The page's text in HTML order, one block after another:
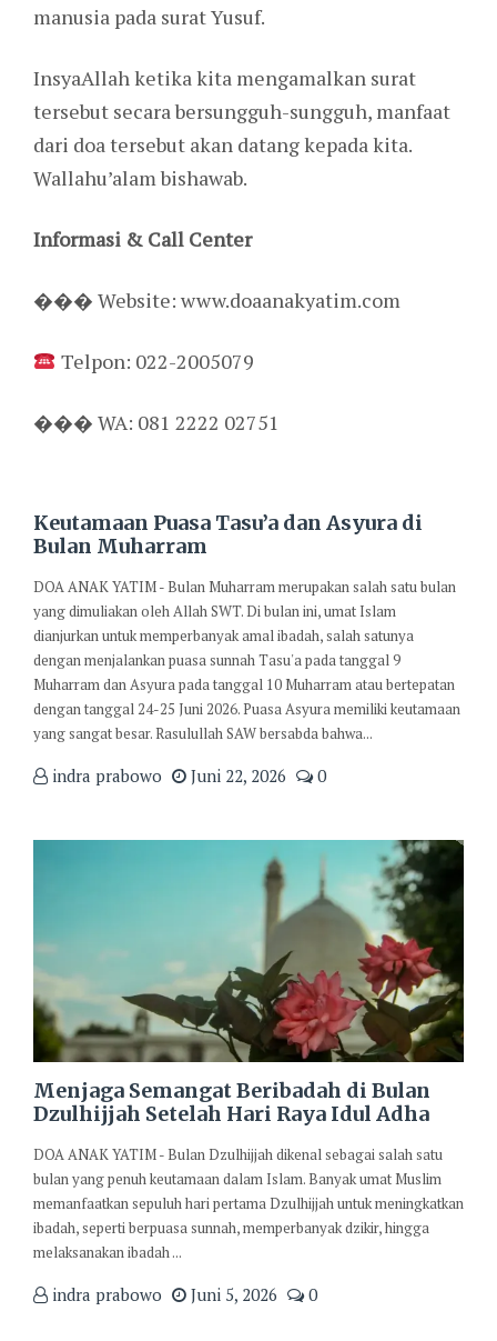
manusia pada surat Yusuf.
InsyaAllah ketika kita mengamalkan surat
tersebut secara bersungguh-sungguh, manfaat
dari doa tersebut akan datang kepada kita.
Wallahu’alam bishawab.
Informasi & Call Center
��� Website: www.doaanakyatim.com
Telpon: 022-2005079
��� WA: 081 2222 02751
Keutamaan Puasa Tasu’a dan Asyura di
Bulan Muharram
DOA ANAK YATIM - Bulan Muharram merupakan salah satu bulan
yang dimuliakan oleh Allah SWT. Di bulan ini, umat Islam
dianjurkan untuk memperbanyak amal ibadah, salah satunya
dengan menjalankan puasa sunnah Tasu'a pada tanggal 9
Muharram dan Asyura pada tanggal 10 Muharram atau bertepatan
dengan tanggal 24-25 Juni 2026. Puasa Asyura memiliki keutamaan
yang sangat besar. Rasulullah SAW bersabda bahwa...
indra prabowo Juni 22, 2026 0
Menjaga Semangat Beribadah di Bulan
Dzulhijjah Setelah Hari Raya Idul Adha
DOA ANAK YATIM - Bulan Dzulhijjah dikenal sebagai salah satu
bulan yang penuh keutamaan dalam Islam. Banyak umat Muslim
memanfaatkan sepuluh hari pertama Dzulhijjah untuk meningkatkan
ibadah, seperti berpuasa sunnah, memperbanyak dzikir, hingga
melaksanakan ibadah ...
indra prabowo Juni 5, 2026 0